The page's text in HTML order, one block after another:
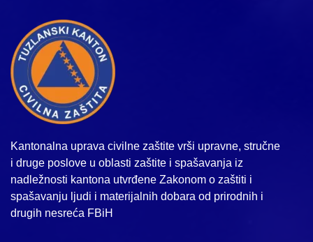
Kantonalna uprava civilne zaštite vrši upravne, stručne
i druge poslove u oblasti zaštite i spašavanja iz
nadležnosti kantona utvrđene Zakonom o zaštiti i
spašavanju ljudi i materijalnih dobara od prirodnih i
drugih nesreća FBiH